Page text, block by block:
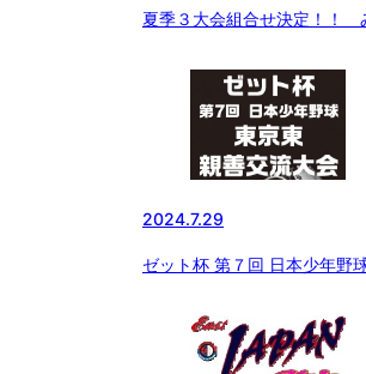
夏季３大会組合せ決定！！
2024.7.29
ゼット杯 第７回 日本少年野